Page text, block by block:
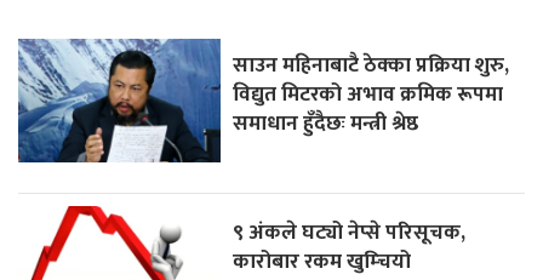
साउन महिनाबाटै ठेक्का प्रक्रिया शुरु,
विद्युत मिटरको अभाव क्रमिक रूपमा
समाधान हुँदैछः मन्त्री श्रेष्ठ
९ अंकले घट्यो नेप्से परिसूचक,
कारोबार रकम खुम्चियो